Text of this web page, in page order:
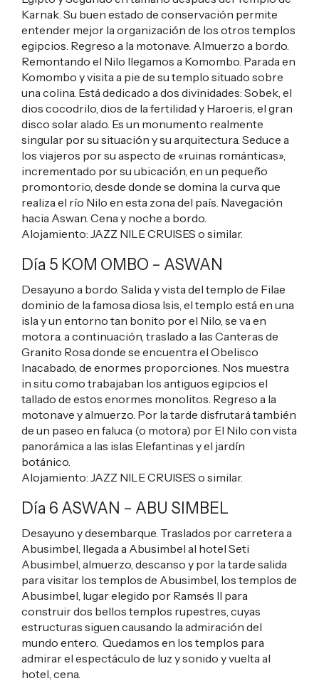
Karnak. Su buen estado de conservación permite
entender mejor la organización de los otros templos
egipcios. Regreso a la motonave. Almuerzo a bordo.
Remontando el Nilo llegamos a Komombo. Parada en
Komombo y visita a pie de su templo situado sobre
una colina. Está dedicado a dos divinidades: Sobek, el
dios cocodrilo, dios de la fertilidad y Haroeris, el gran
disco solar alado. Es un monumento realmente
singular por su situación y su arquitectura. Seduce a
los viajeros por su aspecto de «ruinas románticas»,
incrementado por su ubicación, en un pequeño
promontorio, desde donde se domina la curva que
realiza el río Nilo en esta zona del país. Navegación
hacia Aswan. Cena y noche a bordo.
Alojamiento: JAZZ NILE CRUISES o similar.
Día 5 KOM OMBO – ASWAN
Desayuno a bordo. Salida y vista del templo de Filae
dominio de la famosa diosa Isis, el templo está en una
isla y un entorno tan bonito por el Nilo, se va en
motora. a continuación, traslado a las Canteras de
Granito Rosa donde se encuentra el Obelisco
Inacabado, de enormes proporciones. Nos muestra
in situ como trabajaban los antiguos egipcios el
tallado de estos enormes monolitos. Regreso a la
motonave y almuerzo. Por la tarde disfrutará también
de un paseo en faluca (o motora) por El Nilo con vista
panorámica a las islas Elefantinas y el jardín
botánico.
Alojamiento: JAZZ NILE CRUISES o similar.
Día 6 ASWAN – ABU SIMBEL
Desayuno y desembarque. Traslados por carretera a
Abusimbel, llegada a Abusimbel al hotel Seti
Abusimbel, almuerzo, descanso y por la tarde salida
para visitar los templos de Abusimbel, los templos de
Abusimbel, lugar elegido por Ramsés II para
construir dos bellos templos rupestres, cuyas
estructuras siguen causando la admiración del
mundo entero. Quedamos en los templos para
admirar el espectáculo de luz y sonido y vuelta al
hotel, cena.